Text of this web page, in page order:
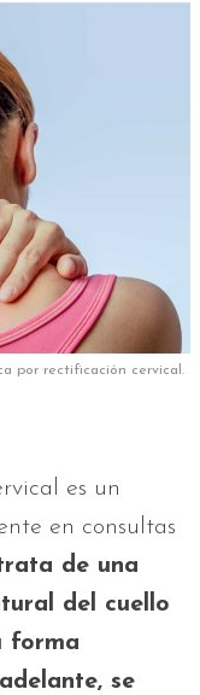
por rectificación cervical.
es un
en consultas
de una
del cuello
forma
se